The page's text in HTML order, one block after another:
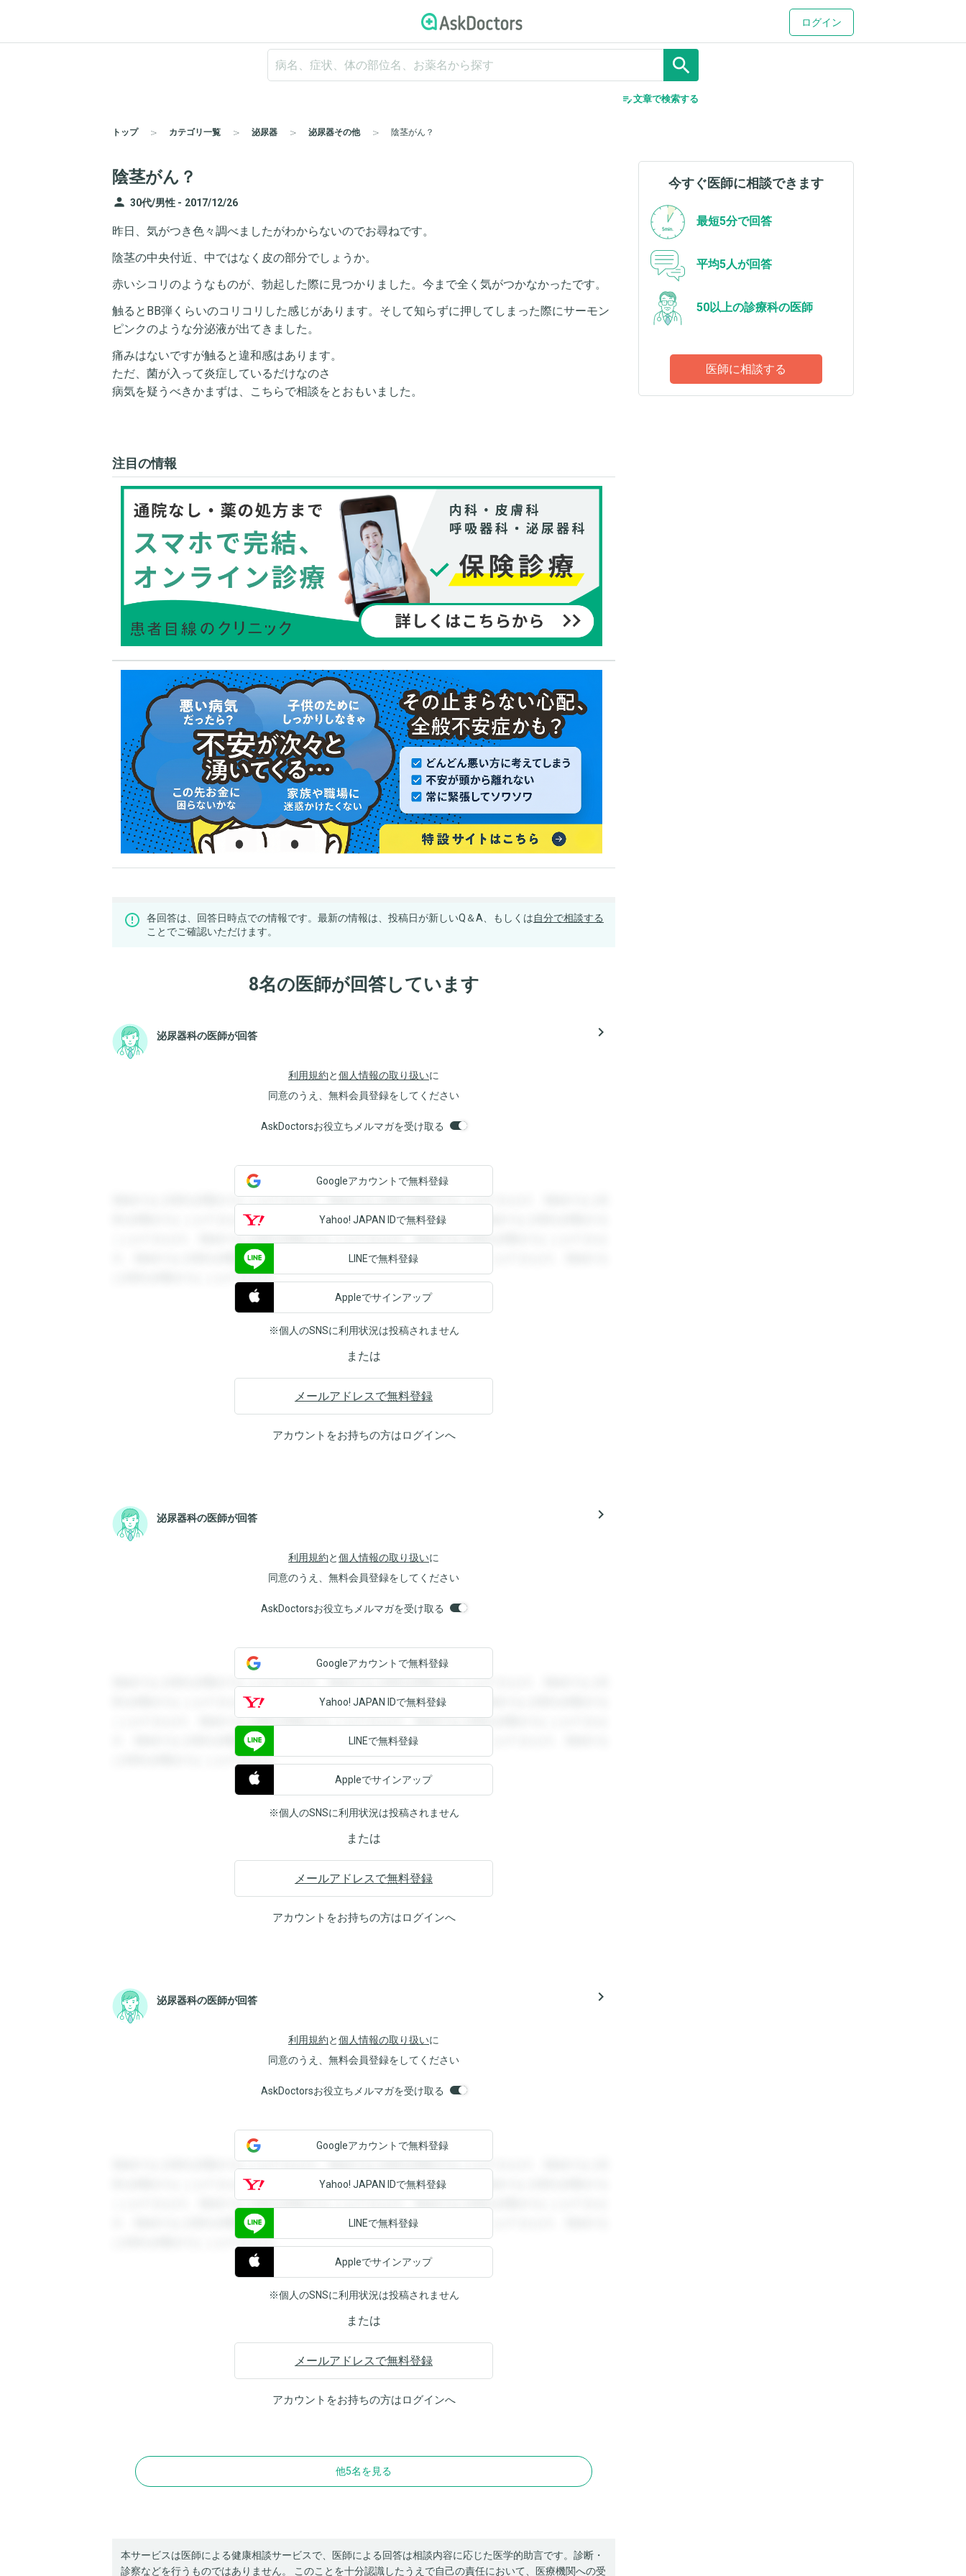
ログイン
search
edit_note文章で検索する
トップ カテゴリ一覧 泌尿器 泌尿器その他 陰茎がん？
陰茎がん？
person 30代/男性 - 2017/12/26
昨日、気がつき色々調べましたがわからないのでお尋ねです。
陰茎の中央付近、中ではなく皮の部分でしょうか。
赤いシコリのようなものが、勃起した際に見つかりました。今まで全く気がつかなかったです。
触るとBB弾くらいのコリコリした感じがあります。そして知らずに押してしまった際にサーモン
ピンクのような分泌液が出てきました。
痛みはないですが触ると違和感はあります。
ただ、菌が入って炎症しているだけなのさ
病気を疑うべきかまずは、こちらで相談をとおもいました。
注目の情報
各回答は、回答日時点での情報です。最新の情報は、投稿日が新しいQ＆A、もしくは自分で相談する
ことでご確認いただけます。
8名の医師が回答しています
泌尿器科の医師が回答 navigate_next
利用規約と個人情報の取り扱いに
同意のうえ、無料会員登録をしてください
AskDoctorsお役立ちメルマガを受け取る
登録すると回答を閲覧することができます。登録すると回答を閲覧することができます。登録すると回
答を閲覧することができます。登録すると回答を閲覧することができます。登録すると回答を閲覧する
ことができます。登録すると回答を閲覧することができます。登録すると回答を閲覧することができま
す。登録すると回答を閲覧することができます。登録すると回答を閲覧することができます。登録する
と回答を閲覧することができます。
Googleアカウントで無料登録
Yahoo! JAPAN IDで無料登録
LINEで無料登録
Appleでサインアップ
※個人のSNSに利用状況は投稿されません
または
メールアドレスで無料登録
アカウントをお持ちの方はログインへ
泌尿器科の医師が回答 navigate_next
利用規約と個人情報の取り扱いに
同意のうえ、無料会員登録をしてください
AskDoctorsお役立ちメルマガを受け取る
登録すると回答を閲覧することができます。登録すると回答を閲覧することができます。登録すると回
答を閲覧することができます。登録すると回答を閲覧することができます。登録すると回答を閲覧する
ことができます。登録すると回答を閲覧することができます。登録すると回答を閲覧することができま
す。登録すると回答を閲覧することができます。登録すると回答を閲覧することができます。登録する
と回答を閲覧することができます。
Googleアカウントで無料登録
Yahoo! JAPAN IDで無料登録
LINEで無料登録
Appleでサインアップ
※個人のSNSに利用状況は投稿されません
または
メールアドレスで無料登録
アカウントをお持ちの方はログインへ
泌尿器科の医師が回答 navigate_next
利用規約と個人情報の取り扱いに
同意のうえ、無料会員登録をしてください
AskDoctorsお役立ちメルマガを受け取る
登録すると回答を閲覧することができます。登録すると回答を閲覧することができます。登録すると回
答を閲覧することができます。登録すると回答を閲覧することができます。登録すると回答を閲覧する
ことができます。登録すると回答を閲覧することができます。登録すると回答を閲覧することができま
す。登録すると回答を閲覧することができます。登録すると回答を閲覧することができます。登録する
と回答を閲覧することができます。
Googleアカウントで無料登録
Yahoo! JAPAN IDで無料登録
LINEで無料登録
Appleでサインアップ
※個人のSNSに利用状況は投稿されません
または
メールアドレスで無料登録
アカウントをお持ちの方はログインへ
他5名を見る
本サービスは医師による健康相談サービスで、医師による回答は相談内容に応じた医学的助言です。診断・
診察などを行うものではありません。 このことを十分認識したうえで自己の責任において、医療機関への受
今すぐ医師に相談できます
最短5分で回答
平均5人が回答
50以上の診療科の医師
医師に相談する